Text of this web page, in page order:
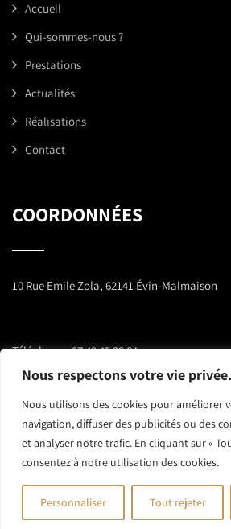
Nous respectons votre vie privée.
Nous utilisons des cookies pour améliorer
navigation, diffuser des publicités ou des
et analyser notre trafic. En cliquant sur «
consentez à notre utilisation des cookies.
Personnaliser Tout rejeter
Accueil
Qui-sommes-nous ?
Prestations
Actualités
Réalisations
Contact
COORDONNÉES
10 Rue Emile Zola, 62141 Évin-Malmaison
Téléphone :07 49 45 32 84
athermenergies@outlook.com
RéalisationNine-Web